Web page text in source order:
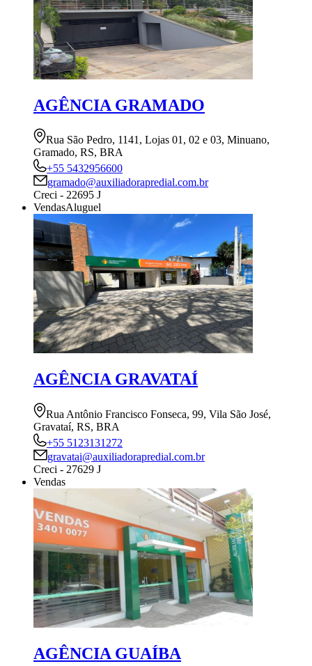
AGÊNCIA GRAMADO
Rua São Pedro, 1141, Lojas 01, 02 e 03, Minuano,
Gramado, RS, BRA
+55 5432956600
gramado@auxiliadorapredial.com.br
Creci - 22695 J
VendasAluguel
AGÊNCIA GRAVATAÍ
Rua Antônio Francisco Fonseca, 99, Vila São José,
Gravataí, RS, BRA
+55 5123131272
gravatai@auxiliadorapredial.com.br
Creci - 27629 J
Vendas
AGÊNCIA GUAÍBA